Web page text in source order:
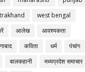
west bengal
आलेख
आवश्यकता
कविता धर्म
पंचांग
बालकहानी
मध्यप्रदेश समाचार